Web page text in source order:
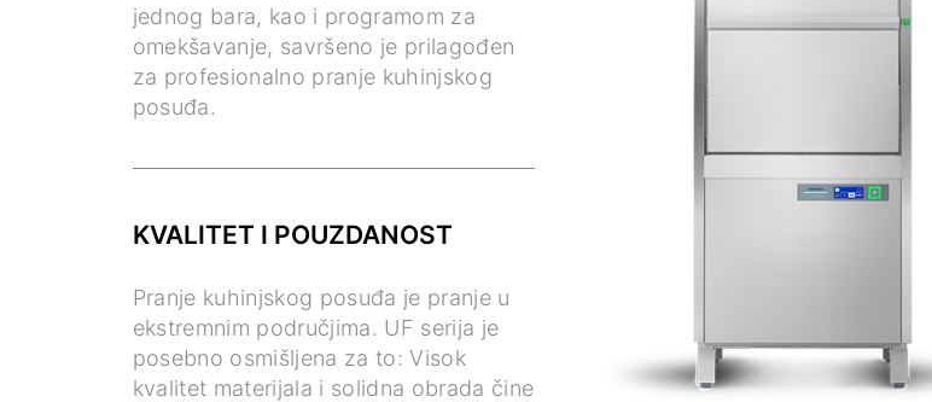
jednog bara, kao i programom za
omekšavanje, savršeno je prilagođen
za profesionalno pranje kuhinjskog
posuđa.
KVALITET I POUZDANOST
Pranje kuhinjskog posuđa je pranje u
ekstremnim područjima. UF serija je
posebno osmišljena za to: Visok
kvalitet materijala i solidna obrada čine